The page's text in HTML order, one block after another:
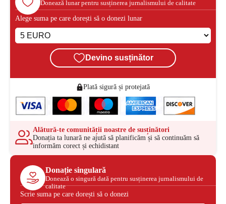
Donează lunar pentru susținerea jurnalismului de calitate
Alege suma pe care dorești să o donezi lunar
Devino susținător
Plată sigură și protejată
Alătură-te comunității noastre de susținători
Donația ta lunară ne ajută să planificăm și să continuăm să
informăm corect și echidistant
Donație singulară
Donează o singură dată pentru susținerea jurnalismului de
calitate
Scrie suma pe care dorești să o donezi